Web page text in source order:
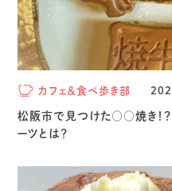
カフェ＆食べ歩き部
松阪市で見つけた○○焼き！
ーツとは？